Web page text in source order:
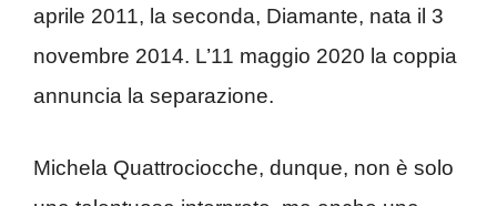
aprile 2011, la seconda, Diamante, nata il 3
novembre 2014. L’11 maggio 2020 la coppia
annuncia la separazione.
Michela Quattrociocche, dunque, non è solo